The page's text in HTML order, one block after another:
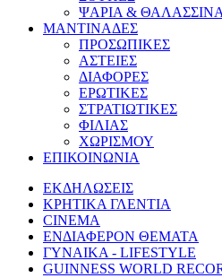
ΨΑΡΙΑ & ΘΑΛΑΣΣΙΝΑ
ΜΑΝΤΙΝΑΔΕΣ
ΠΡΟΣΩΠΙΚΕΣ
ΑΣΤΕΙΕΣ
ΔΙΑΦΟΡΕΣ
ΕΡΩΤΙΚΕΣ
ΣΤΡΑΤΙΩΤΙΚΕΣ
ΦΙΛΙΑΣ
ΧΩΡΙΣΜΟΥ
ΕΠΙΚΟΙΝΩΝΙΑ
ΕΚΔΗΛΩΣΕΙΣ
ΚΡΗΤΙΚΑ ΓΛΕΝΤΙΑ
CINEMA
ΕΝΔΙΑΦΕΡΟΝ ΘΕΜΑΤΑ
ΓΥΝΑΙΚΑ - LIFESTYLE
GUINNESS WORLD